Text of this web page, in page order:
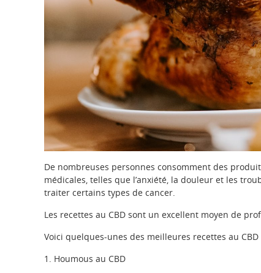
De nombreuses personnes consomment des
médicales, telles que l’anxiété, la douleur et les
traiter certains types de cancer.
Les recettes au CBD sont un excellent moyen de
Voici quelques-unes des meilleures recettes au
1. Houmous au CBD